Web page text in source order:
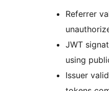
Referrer
JWT
using
Issuer